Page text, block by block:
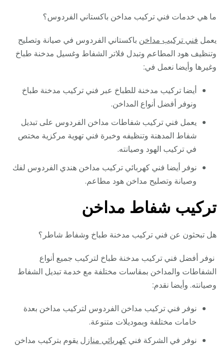
ما هي خدمات فني تركيب مداخن باكستاني الفردوس؟
يعمل فني تركيب مداخن باكستاني الفردوس في صيانة وتصليح
وتنظيف هود المطاعم وتبدل فلاتر الشفاط وغسيل مدخنة طباخ
وغيرها وأيضا نعمل في:
أيضا تركيب مدخنة للطباخ عبر فني تركيب مدخنة طباخ
ونوفر أفضل أنواع المداخن.
يعمل فني تركيب شفاطات مداخن الفردوس على تبديل
شفاط المدهنة وتنظيفه وخبرة فني تهوية مركزية مختص
في تركيب الهود وصيانته.
نوفر أيضا فني كهربائي تركيب مداخن هندي الفردوس لفك
وصيانة وتصليح مداخن هود مطاعم.
تركيب شفاط مداخن
هل تبحثون عن فني تركيب مدخنة طباخ وشفاط شاطر؟
نوفر أفضل فني تركيب مدخنة طباخ لتركيب جميع أنواع
الشفاطات والمداخن بمقاسات مختلفة مع خدمة تبديل الشفاط
وصيانته. وأيضا نقدم:
نوفر فني تركيب مداخن الفردوس لتركيب مداخن بعدة
خامات مختلفة وبموديلات متنوعة.
نوفر في الشركة فنيكهربائي منازل يقوم بتركيب مداخن